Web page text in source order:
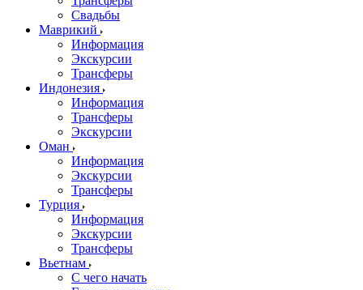
Свадьбы
Маврикий
Информация
Экскурсии
Трансферы
Индонезия
Информация
Трансферы
Экскурсии
Оман
Информация
Экскурсии
Трансферы
Турция
Информация
Экскурсии
Трансферы
Вьетнам
С чего начать